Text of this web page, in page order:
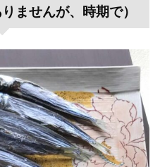
ませんが、時期で）